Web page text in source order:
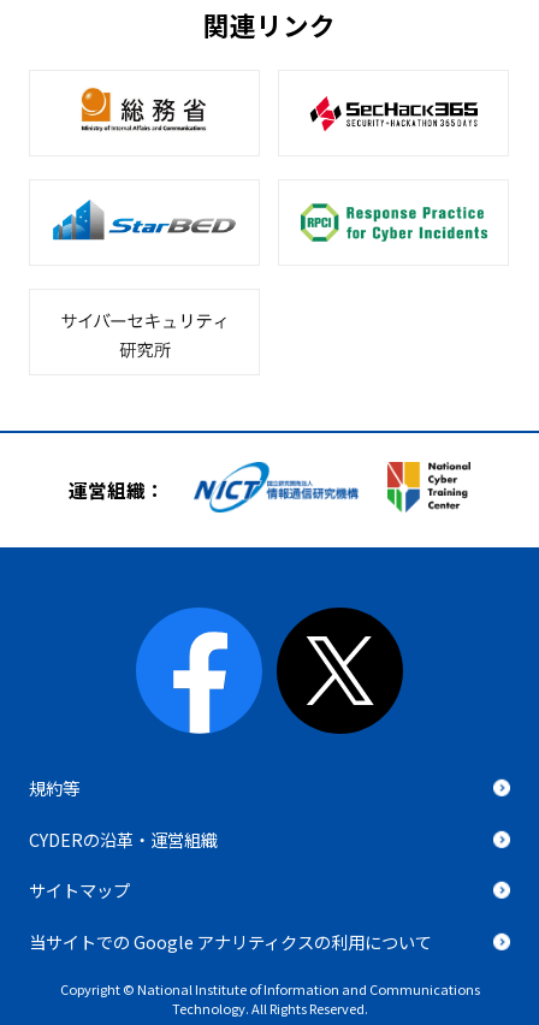
関連リンク
運営組織：
規約等
CYDERの沿革・運営組織
サイトマップ
当サイトでの Google アナリティクスの利用について
Copyright © National Institute of Information and Communications
Technology. All Rights Reserved.